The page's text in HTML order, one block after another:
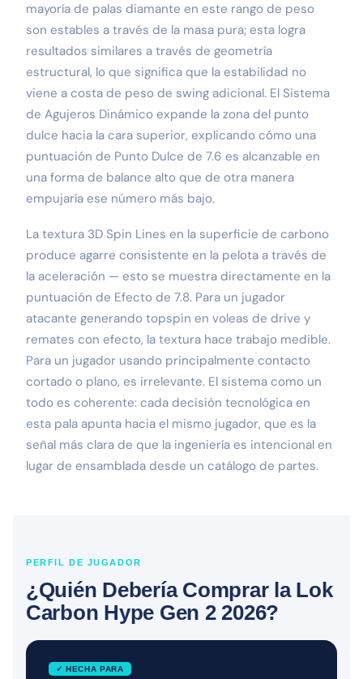
mayoría de palas diamante en este rango de peso
son estables a través de la masa pura; esta logra
resultados similares a través de geometría
estructural, lo que significa que la estabilidad no
viene a costa de peso de swing adicional. El Sistema
de Agujeros Dinámico expande la zona del punto
dulce hacia la cara superior, explicando cómo una
puntuación de Punto Dulce de 7.6 es alcanzable en
una forma de balance alto que de otra manera
empujaría ese número más bajo.
La textura 3D Spin Lines en la superficie de carbono
produce agarre consistente en la pelota a través de
la aceleración — esto se muestra directamente en la
puntuación de Efecto de 7.8. Para un jugador
atacante generando topspin en voleas de drive y
remates con efecto, la textura hace trabajo medible.
Para un jugador usando principalmente contacto
cortado o plano, es irrelevante. El sistema como un
todo es coherente: cada decisión tecnológica en
esta pala apunta hacia el mismo jugador, que es la
señal más clara de que la ingeniería es intencional en
lugar de ensamblada desde un catálogo de partes.
PERFIL DE JUGADOR
¿Quién Debería Comprar la Lok
Carbon Hype Gen 2 2026?
✓ HECHA PARA